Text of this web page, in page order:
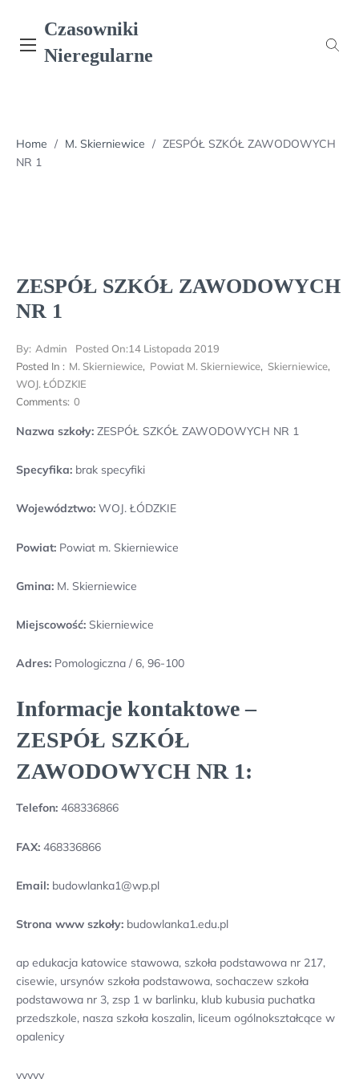
content
Czasowniki
Nieregularne
Home / M. Skierniewice / ZESPÓŁ SZKÓŁ ZAWODOWYCH
NR 1
ZESPÓŁ SZKÓŁ ZAWODOWYCH
NR 1
By: Admin Posted On:14 Listopada 2019
Posted In : M. Skierniewice, Powiat M. Skierniewice, Skierniewice,
WOJ. ŁÓDZKIE
Comments: 0
Nazwa szkoły: ZESPÓŁ SZKÓŁ ZAWODOWYCH NR 1
Specyfika: brak specyfiki
Województwo: WOJ. ŁÓDZKIE
Powiat: Powiat m. Skierniewice
Gmina: M. Skierniewice
Miejscowość: Skierniewice
Adres: Pomologiczna / 6, 96-100
Informacje kontaktowe –
ZESPÓŁ SZKÓŁ
ZAWODOWYCH NR 1:
Telefon: 468336866
FAX: 468336866
Email: budowlanka1@wp.pl
Strona www szkoły: budowlanka1.edu.pl
ap edukacja katowice stawowa, szkoła podstawowa nr 217,
cisewie, ursynów szkoła podstawowa, sochaczew szkoła
podstawowa nr 3, zsp 1 w barlinku, klub kubusia puchatka
przedszkole, nasza szkoła koszalin, liceum ogólnokształcące w
opalenicy
yyyyy